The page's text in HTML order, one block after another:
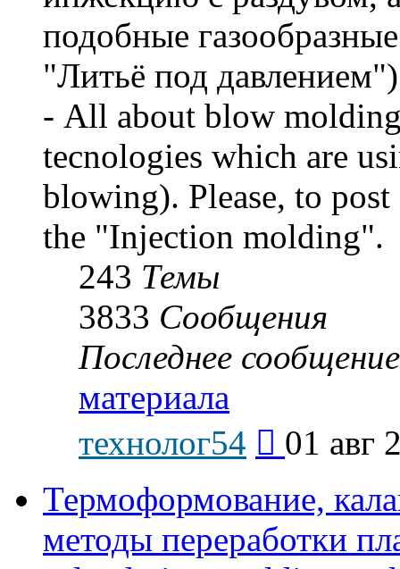
подобные
"Литьё под
- All about blow
tecnologies which are
blowing). Please, to
the "Injection molding".
243 Темы
3833 Сообщения
Последнее сообщение
материала
технолог54
последнему
01 авг
Термоформование,
методы переработки